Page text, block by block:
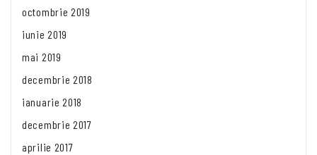
octombrie 2019
iunie 2019
mai 2019
decembrie 2018
ianuarie 2018
decembrie 2017
aprilie 2017